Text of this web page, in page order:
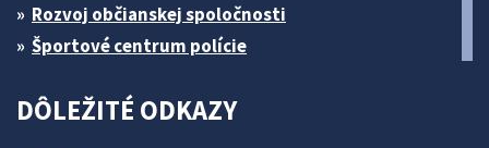
Rozvoj občianskej spoločnosti
Športové centrum polície
DÔLEŽITÉ ODKAZY